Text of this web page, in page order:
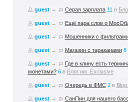
guest→ Серая зарплата 11 в
guest→ Ещё пара слов о
guest→ Мошенники с
guest→ Магазин с тараканами 8
guest→
Где в клину есть
монетами? 6в Блог им. Exclusive
guest→ Очередь в ФМС 2в Blog
guest→ СанПин для нашего